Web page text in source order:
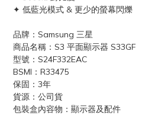
✦ 低藍光模式 & 更少的螢幕閃爍
品牌：Samsung 三星
商品名稱：S3 平面顯示器 S33GF
型號：S24F332EAC
BSMI：R33475
保固：3年
貨源：公司貨
包裝盒內容物：顯示器及配件